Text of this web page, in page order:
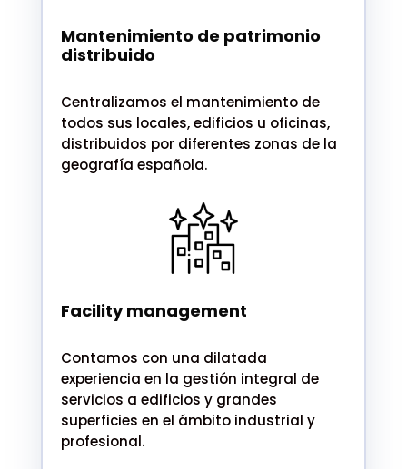
Mantenimiento de patrimonio
distribuido
Centralizamos el mantenimiento de
todos sus locales, edificios u oficinas,
distribuidos por diferentes zonas de la
geografía española.
Facility management
Contamos con una dilatada
experiencia en la gestión integral de
servicios a edificios y grandes
superficies en el ámbito industrial y
profesional.